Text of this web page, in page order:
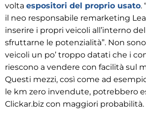
volta espositori del proprio usato.
il neo responsabile remarketing
inserire i propri veicoli all’interno
sfruttarne le potenzialità”. Non
veicoli un po’ troppo datati che i
riescono a vendere con facilità sul
Questi mezzi, così come ad
le km zero invendute, potrebbero
Clickar.biz con maggiori probabilità.